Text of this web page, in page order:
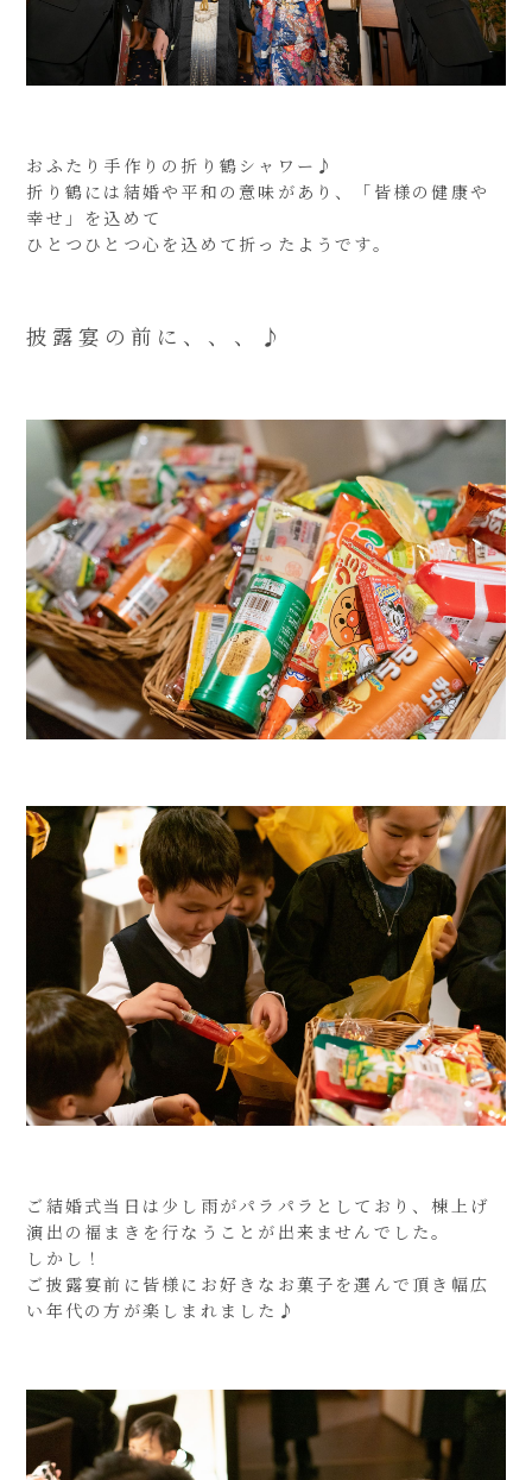
おふたり手作りの折り鶴シャワー♪
折り鶴には結婚や平和の意味があり、「皆様の健康や
幸せ」を込めて
ひとつひとつ心を込めて折ったようです。
披露宴の前に、、、♪
ご結婚式当日は少し雨がパラパラとしており、棟上げ
演出の福まきを行なうことが出来ませんでした。
しかし！
ご披露宴前に皆様にお好きなお菓子を選んで頂き幅広
い年代の方が楽しまれました♪